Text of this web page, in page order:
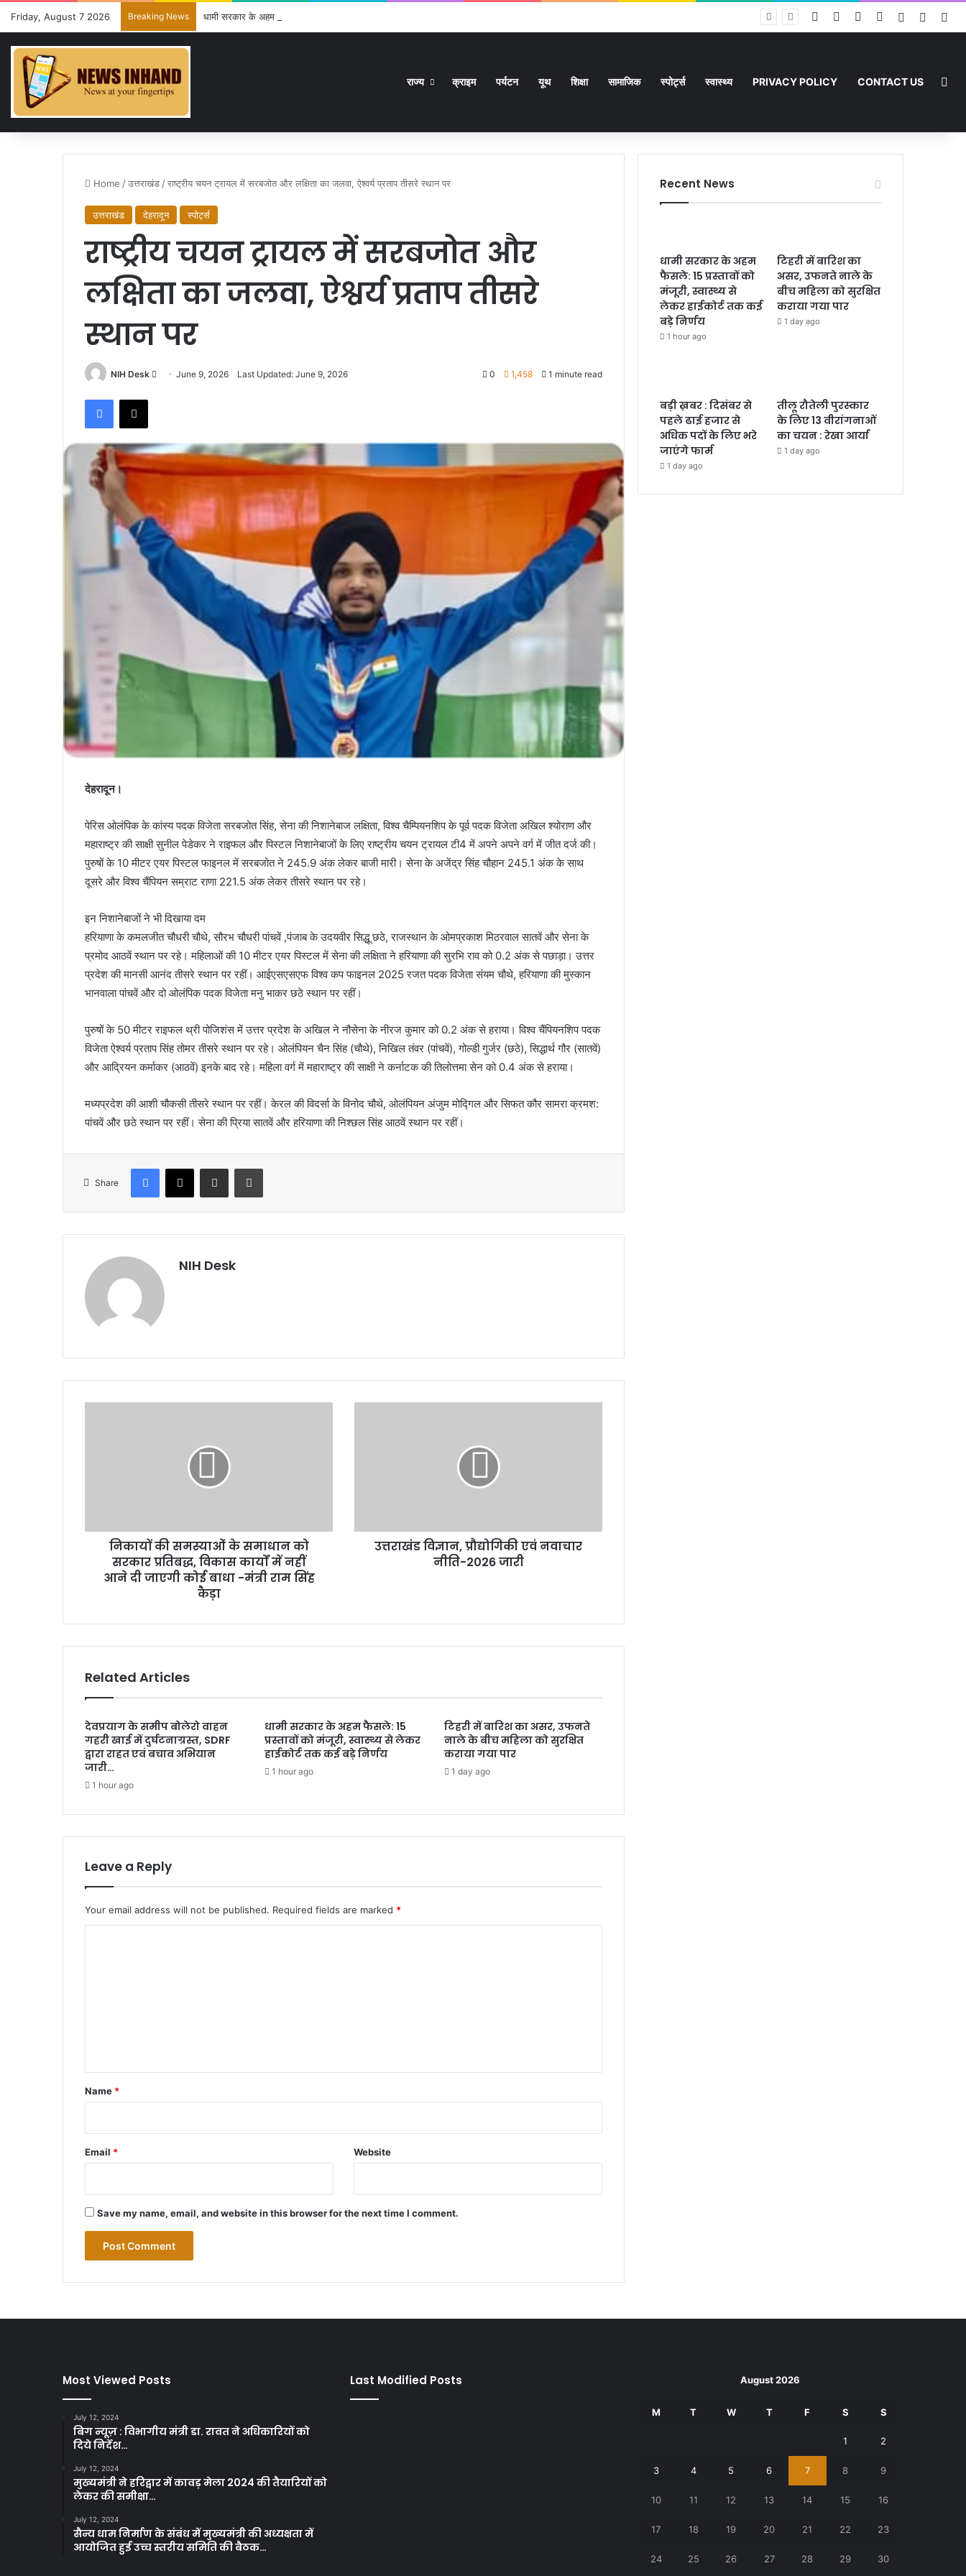
Friday, August 7 2026 Breaking News धामी सरकार के अहम फैसले: 15 प्रस्तावों को मंजूरी, स्वास्थ्य से लेकर हाईकोर्ट तक कई बड़े निर्णय Facebook YouTubeInstagram
Log In
राज्य क्राइम पर्यटन यूथ शिक्षा सामाजिक स्पोर्ट्स स्वास्थ्य PRIVACY POLICY CONTACT US
Home /उत्तराखंड /राष्ट्रीय चयन ट्रायल में सरबजोत और लक्षिता का जलवा, ऐश्वर्य प्रताप तीसरे स्थान पर
उत्तराखंड देहरादून स्पोर्ट्स
राष्ट्रीय चयन ट्रायल में सरबजोत और
लक्षिता का जलवा, ऐश्वर्य प्रताप तीसरे
स्थान पर
NIH Desk
SendJune 9, 2026 Last Updated: June 9, 2026 0 1,458 1 minute read
Facebook
X
देहरादून।
पेरिस ओलंपिक के कांस्य पदक विजेता सरबजोत सिंह, सेना की निशानेबाज लक्षिता, विश्व चैम्पियनशिप के पूर्व पदक विजेता अखिल श्योराण और
महाराष्ट्र की साक्षी सुनील पेडेकर ने राइफल और पिस्टल निशानेबाजों के लिए राष्ट्रीय चयन ट्रायल टी4 में अपने अपने वर्ग में जीत दर्ज की।
पुरुषों के 10 मीटर एयर पिस्टल फाइनल में सरबजोत ने 245.9 अंक लेकर बाजी मारी। सेना के अजेंद्र सिंह चौहान 245.1 अंक के साथ
दूसरे और विश्व चैंपियन सम्राट राणा 221.5 अंक लेकर तीसरे स्थान पर रहे।
इन निशानेबाजों ने भी दिखाया दम
हरियाणा के कमलजीत चौधरी चौथे, सौरभ चौधरी पांचवें ,पंजाब के उदयवीर सिद्धू छठे, राजस्थान के ओमप्रकाश मिठरवाल सातवें और सेना के
प्रमोद आठवें स्थान पर रहे। महिलाओं की 10 मीटर एयर पिस्टल में सेना की लक्षिता ने हरियाणा की सुरभि राव को 0.2 अंक से पछाड़ा। उत्तर
प्रदेश की मानसी आनंद तीसरे स्थान पर रहीं। आईएसएसएफ विश्व कप फाइनल 2025 रजत पदक विजेता संयम चौथे, हरियाणा की मुस्कान
भानवाला पांचवें और दो ओलंपिक पदक विजेता मनु भाकर छठे स्थान पर रहीं।
पुरुषों के 50 मीटर राइफल थ्री पोजिशंस में उत्तर प्रदेश के अखिल ने नौसेना के नीरज कुमार को 0.2 अंक से हराया। विश्व चैंपियनशिप पदक
विजेता ऐश्वर्य प्रताप सिंह तोमर तीसरे स्थान पर रहे। ओलंपियन चैन सिंह (चौथे), निखिल तंवर (पांचवें), गोल्डी गुर्जर (छठे), सिद्धार्थ गौर (सातवें)
और आद्रियन कर्माकर (आठवें) इनके बाद रहे। महिला वर्ग में महाराष्ट्र की साक्षी ने कर्नाटक की तिलोत्तमा सेन को 0.4 अंक से हराया।
मध्यप्रदेश की आशी चौकसी तीसरे स्थान पर रहीं। केरल की विदर्सा के विनोद चौथे, ओलंपियन अंजुम मोद्गिल और सिफत कौर सामरा क्रमश:
पांचवें और छठे स्थान पर रहीं। सेना की प्रिया सातवें और हरियाणा की निश्छल सिंह आठवें स्थान पर रहीं।
Share
Facebook
X Share via Email Print
NIH Desk
विकास
बाधा
राम
सिंह
निकायों की समस्याओं के समाधान को
सरकार प्रतिबद्ध, विकास कार्यों में नहीं
आने दी जाएगी कोई बाधा -मंत्री राम सिंह
कैड़ा
उत्तराखंड विज्ञान, प्रौद्योगिकी एवं नवाचार
नीति-2026 जारी
Related Articles
देवप्रयाग के समीप बोलेरो वाहन
गहरी खाई में दुर्घटनाग्रस्त, SDRF
द्वारा राहत एवं बचाव अभियान
जारी…
1 hour ago
धामी सरकार के अहम फैसले: 15
प्रस्तावों को मंजूरी, स्वास्थ्य से लेकर
हाईकोर्ट तक कई बड़े निर्णय
1 hour ago
टिहरी में बारिश का असर, उफनते
नाले के बीच महिला को सुरक्षित
कराया गया पार
1 day ago
Leave a Reply
Your email address will not be published. Required fields are marked *
*
Name *
Email * Website
Save my name, email, and website in this browser for the next time I comment.
Recent News
धामी सरकार के अहम
फैसले: 15 प्रस्तावों को
मंजूरी, स्वास्थ्य से
लेकर हाईकोर्ट तक कई
बड़े निर्णय
1 hour ago
टिहरी में बारिश का
असर, उफनते नाले के
बीच महिला को सुरक्षित
कराया गया पार
1 day ago
बड़ी ख़बर : दिसंबर से
पहले ढाई हजार से
अधिक पदों के लिए भरे
जाएंगे फार्म
1 day ago
तीलू रौतेली पुरस्कार
के लिए 13 वीरांगनाओं
का चयन : रेखा आर्या
1 day ago
Most Viewed Posts
July 12, 2024
बिग न्यूज़ : विभागीय मंत्री डा. रावत ने अधिकारियों को
दिये निर्देश…
July 12, 2024
मुख्यमंत्री ने हरिद्वार में कावड़ मेला 2024 की तैयारियों को
लेकर की समीक्षा…
July 12, 2024
सैन्य धाम निर्माण के संबंध में मुख्यमंत्री की अध्यक्षता में
आयोजित हुई उच्च स्तरीय समिति की बैठक…
Last Modified Posts August 2026
M T W T F S S
1 2
3 4 5 6 7 8 9
10 11 12 13 14 15 16
17 18 19 20 21 22 23
24 25 26 27 28 29 30